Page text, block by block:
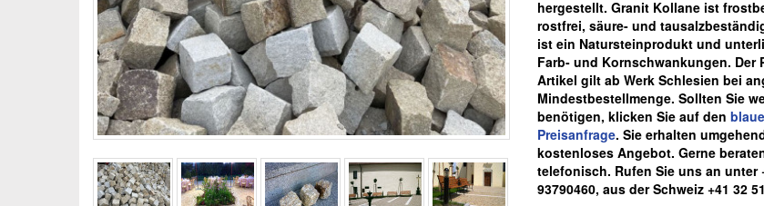
hergestellt. Granit Kollane ist
rostfrei, säure- und
ist ein Natursteinprodukt und
Farb- und Kornschwankungen. Der
Artikel gilt ab Werk Schlesien bei
Mindestbestellmenge. Sollten Sie
benötigen, klicken Sie auf den
Preisanfrage. Sie erhalten
kostenloses Angebot. Gerne
telefonisch. Rufen Sie uns an unter
93790460, aus der Schweiz +41 32